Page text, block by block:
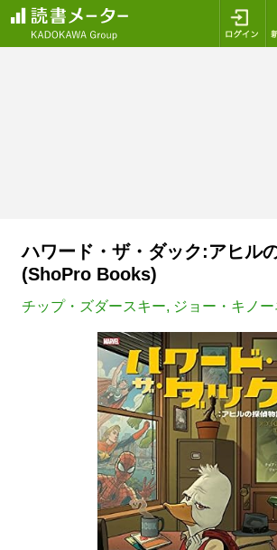
ハワード・ザ・ダック:アヒル
(ShoPro Books)
チップ・ズダースキー, ジョー・キノー